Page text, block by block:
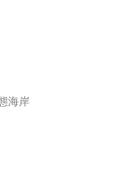
海岸